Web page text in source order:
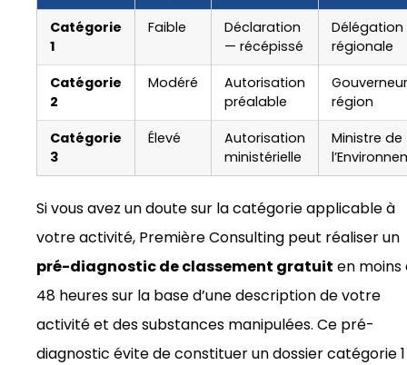
Catégorie
1
Faible
Déclaration
— récépissé
Délégation
régionale
Catégorie
2
Modéré
Autorisation
préalable
région
Catégorie
3
Élevé
Autorisation
ministérielle
Ministre de
Si vous avez un doute sur la catégorie applicable à
votre activité, Première Consulting peut réaliser un
pré-diagnostic de classement gratuit en moins
48 heures sur la base d’une description de votre
activité et des substances manipulées. Ce pré-
diagnostic évite de constituer un dossier catégorie 1